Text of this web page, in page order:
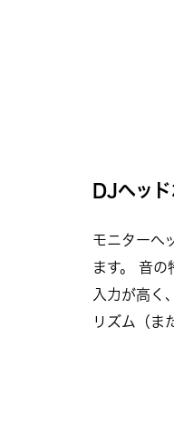
DJヘッ
モニターヘ
ます。 音
入力が高く
リズム（ま